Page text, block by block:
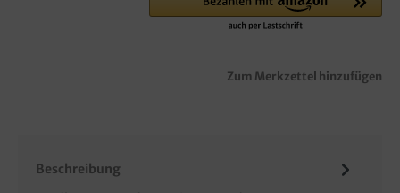
Zum Merkzettel hinzufügen
Beschreibung